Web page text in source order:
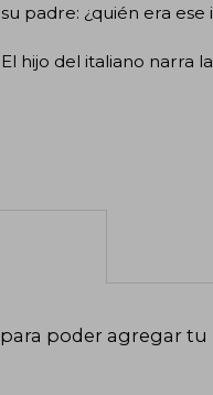
su padre: ¿quién era
El hijo del italiano narra
para poder agregar